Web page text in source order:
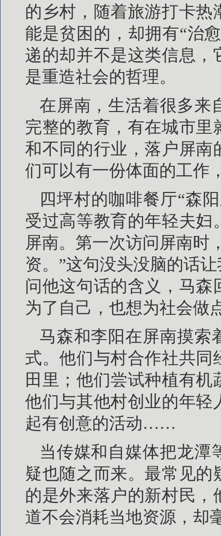
的乡村，随着旅游打卡
能是贫困的，却拥有“治
递的却并不是这类信息，
是重造社会的哲理。
在屏南，生活着很多来
完整的教育，有在城市
和不同的行业，落户屏南
们可以有一份体面的工作
四坪村的咖啡餐厅“森
受过高等教育的年轻夫
屏南。第一次访问屏南时
资。”这句没头没脑的话
问他这句话的含义，马
为了自己，也想为社会做
马森和李阳在屏南摸索
式。他们与村合作社共
田里；他们尝试种植有
他们与其他村创业的年轻
起有创意的活动……
当传媒和自媒体把龙潭
疑也随之而来。最常见
的是外来落户的新村民
道不会消耗当地资源，却